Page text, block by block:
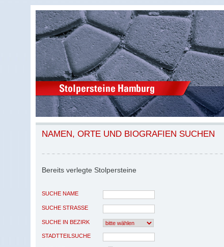
NAMEN, ORTE UND BIOGRAFIEN SUCHEN
Bereits verlegte Stolpersteine
SUCHE NAME
SUCHE STRASSE
SUCHE IN BEZIRK
STADTTEILSUCHE